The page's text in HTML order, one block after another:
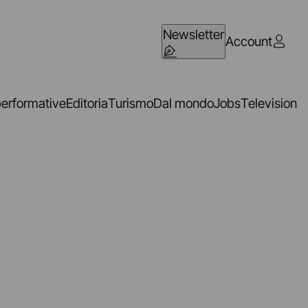
NewsletterAccount
EditoriaTurismoDal mondoJobsTelevision